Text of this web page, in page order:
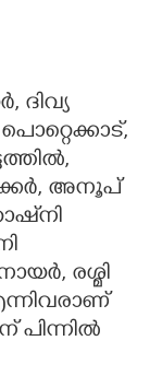
ദിവ്യ
അനൂപ്
രശ്മി
പിന്നിൽ